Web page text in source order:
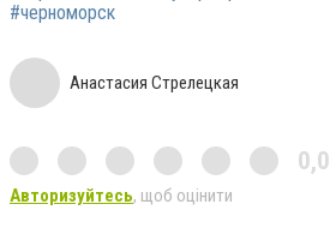
#черноморск
Анастасия Стрелецкая
0,0
Авторизуйтесь, щоб оцінити